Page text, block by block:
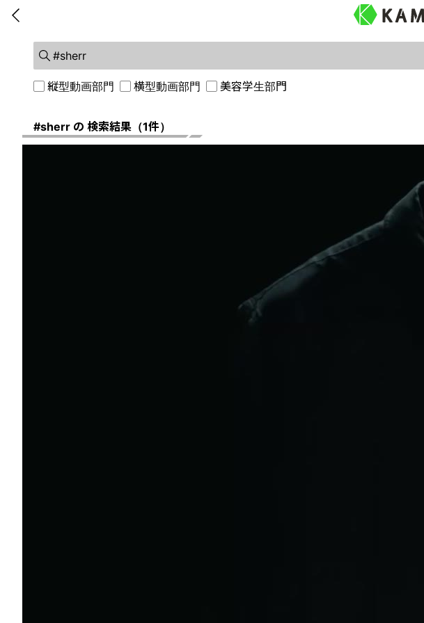
縦型動画部門 横型動画部門 美容学生部門
#sherr の 検索結果（1件）